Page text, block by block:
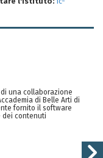
una collaborazione
di Belle Arti di
fornito il software
dei contenuti